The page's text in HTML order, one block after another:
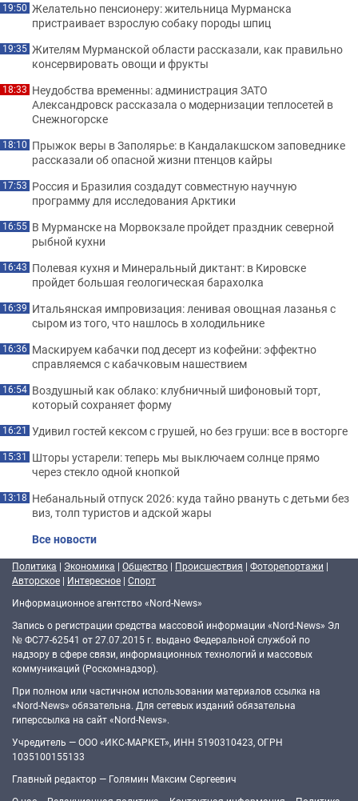
19:50 Желательно пенсионеру: жительница Мурманска
пристраивает взрослую собаку породы шпиц
19:35 Жителям Мурманской области рассказали, как правильно
консервировать овощи и фрукты
18:33 Неудобства временны: администрация ЗАТО
Александровск рассказала о модернизации теплосетей в
Снежногорске
18:10 Прыжок веры в Заполярье: в Кандалакшском заповеднике
рассказали об опасной жизни птенцов кайры
17:53 Россия и Бразилия создадут совместную научную
программу для исследования Арктики
16:55 В Мурманске на Морвокзале пройдет праздник северной
рыбной кухни
16:43 Полевая кухня и Минеральный диктант: в Кировске
пройдет большая геологическая барахолка
16:39 Итальянская импровизация: ленивая овощная лазанья с
сыром из того, что нашлось в холодильнике
16:36 Маскируем кабачки под десерт из кофейни: эффектно
справляемся с кабачковым нашествием
16:54 Воздушный как облако: клубничный шифоновый торт,
который сохраняет форму
16:21 Удивил гостей кексом с грушей, но без груши: все в восторге
15:31 Шторы устарели: теперь мы выключаем солнце прямо
через стекло одной кнопкой
13:18 Небанальный отпуск 2026: куда тайно рвануть с детьми без
виз, толп туристов и адской жары
Все новости
Политика | Экономика | Общество | Происшествия | Фоторепортажи |
Авторское | Интересное | Спорт
Информационное агентство «Nord-News»
Запись о регистрации средства массовой информации «Nord-News» Эл
№ ФС77-62541 от 27.07.2015 г. выдано Федеральной службой по
надзору в сфере связи, информационных технологий и массовых
коммуникаций (Роскомнадзор).
При полном или частичном использовании материалов ссылка на
«Nord-News» обязательна. Для сетевых изданий обязательна
гиперссылка на сайт «Nord-News».
Учредитель — ООО «ИКС-МАРКЕТ», ИНН 5190310423, ОГРН
1035100155133
Главный редактор — Голямин Максим Сергеевич